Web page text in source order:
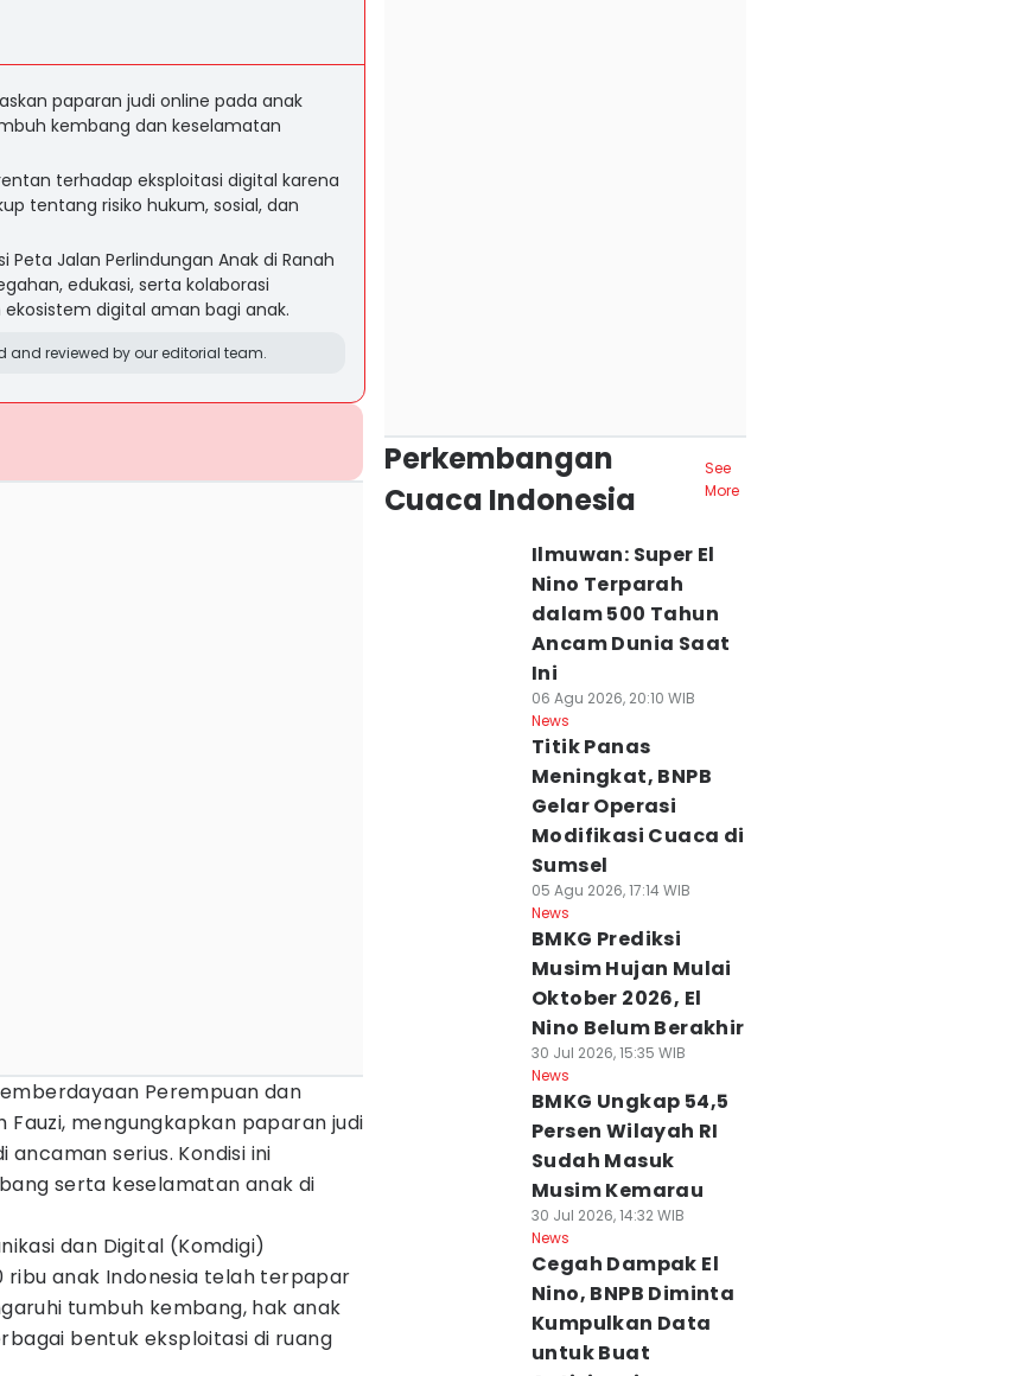
paparan judi online pada anak
kembang dan keselamatan
terhadap eksploitasi digital karena
tentang risiko hukum, sosial, dan
Peta Jalan Perlindungan Anak di Ranah
edukasi, serta kolaborasi
digital aman bagi anak.
reviewed by our editorial team.
Perempuan dan
Fauzi, mengungkapkan paparan judi
ancaman serius. Kondisi ini
serta keselamatan anak di
dan Digital (Komdigi)
ribu anak Indonesia telah terpapar
tumbuh kembang, hak anak
bentuk eksploitasi di ruang
Perkembangan
Cuaca Indonesia
See
More
Ilmuwan: Super El
Nino Terparah
dalam 500 Tahun
Ancam Dunia Saat
Ini
06 Agu 2026, 20:10 WIB
News
Titik Panas
Meningkat, BNPB
Gelar Operasi
Modifikasi Cuaca di
Sumsel
05 Agu 2026, 17:14 WIB
News
BMKG Prediksi
Musim Hujan Mulai
Oktober 2026, El
Nino Belum Berakhir
30 Jul 2026, 15:35 WIB
News
BMKG Ungkap 54,5
Persen Wilayah RI
Sudah Masuk
Musim Kemarau
30 Jul 2026, 14:32 WIB
News
Cegah Dampak El
Nino, BNPB Diminta
Kumpulkan Data
untuk Buat